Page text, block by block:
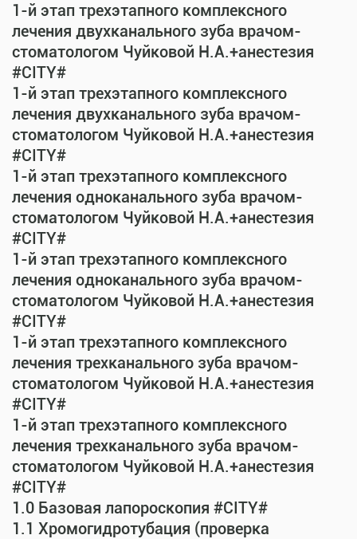
1-й этап трехэтапного комплексного
лечения двухканального зуба врачом-
стоматологом Чуйковой Н.А.+анестезия
#CITY#
1-й этап трехэтапного комплексного
лечения двухканального зуба врачом-
стоматологом Чуйковой Н.А.+анестезия
#CITY#
1-й этап трехэтапного комплексного
лечения одноканального зуба врачом-
стоматологом Чуйковой Н.А.+анестезия
#CITY#
1-й этап трехэтапного комплексного
лечения одноканального зуба врачом-
стоматологом Чуйковой Н.А.+анестезия
#CITY#
1-й этап трехэтапного комплексного
лечения трехканального зуба врачом-
стоматологом Чуйковой Н.А.+анестезия
#CITY#
1-й этап трехэтапного комплексного
лечения трехканального зуба врачом-
стоматологом Чуйковой Н.А.+анестезия
#CITY#
1.0 Базовая лапороскопия #CITY#
1.1 Хромогидротубация (проверка